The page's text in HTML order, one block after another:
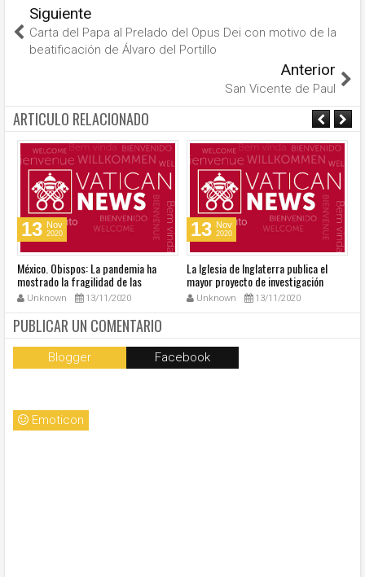
Siguiente
Carta del Papa al Prelado del Opus Dei con motivo de la
beatificación de Álvaro del Portillo
Anterior
San Vicente de Paul
ARTICULO RELACIONADO
13 Nov
2020
México. Obispos: La pandemia ha
mostrado la fragilidad de las
estructuras del país
Unknown 13/11/2020
13 Nov
2020
La Iglesia de Inglaterra publica el
mayor proyecto de investigación
sobre sexualidad
Unknown 13/11/2020
PUBLICAR UN COMENTARIO
Blogger Facebook
Emoticon